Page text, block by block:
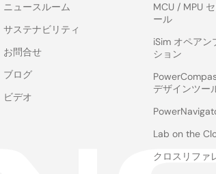
ニュースルーム
サステナビリティ
お問合せ
ブログ
ビデオ
MCU / MPU
ール
iSim オペアン
ション
デザインツー
Lab on the
クロスリファ